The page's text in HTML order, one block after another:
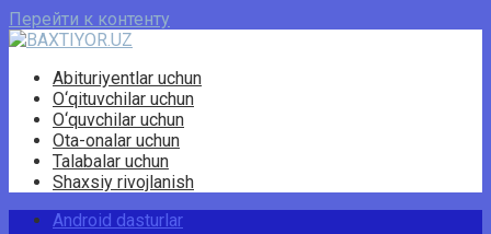
Перейти к контенту
Abituriyentlar uchun
O‘qituvchilar uchun
O‘quvchilar uchun
Ota-onalar uchun
Talabalar uchun
Shaxsiy rivojlanish
Android dasturlar